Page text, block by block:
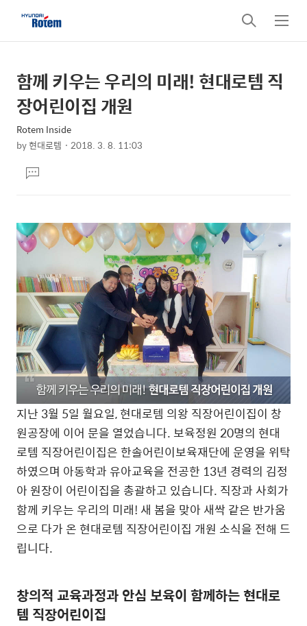
검
색
메
뉴
상
세
컨
텐
본
문
제
목
함께 키우는 우리의 미래! 현대로템 직
장어린이집 개원
Rotem Inside
by현대로템 2018. 3. 8. 11:03
문댓
글
지난 3월 5일 월요일, 현대로템 의왕 직장어린이집이 창
원공장에 이어 문을 열었습니다. 보육정원 20명의 현대
로템 직장어린이집은 한솔어린이보육재단에 운영을 위탁
하였으며 아동학과 유아교육을 전공한 13년 경력의 김정
아 원장이 어린이집을 총괄하고 있습니다. 직장과 사회가
함께 키우는 우리의 미래! 새 봄을 맞아 새싹 같은 반가움
으로 다가 온 현대로템 직장어린이집 개원 소식을 전해 드
립니다.
창의적 교육과정과 안심 보육이 함께하는 현대로
템 직장어린이집